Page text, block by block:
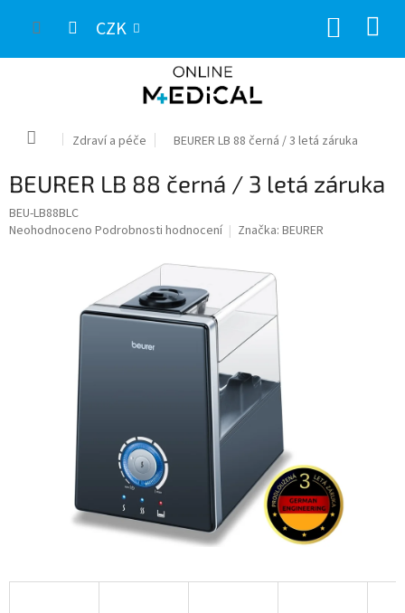
CZK
Domů Zdraví a péče BEURER LB 88 černá / 3 letá záruka
BEURER LB 88 černá / 3 letá záruka
BEU-LB88BLC
Průměrné
Neohodnoceno Podrobnosti hodnocení Značka: BEURER